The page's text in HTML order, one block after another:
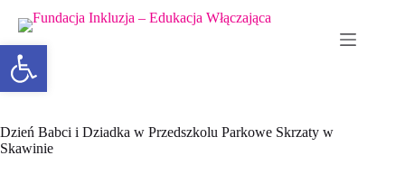
Otwórz pasek narzędzi
Dzień Babci i Dziadka w Przedszkolu Parkowe Skrzaty w
Skawinie